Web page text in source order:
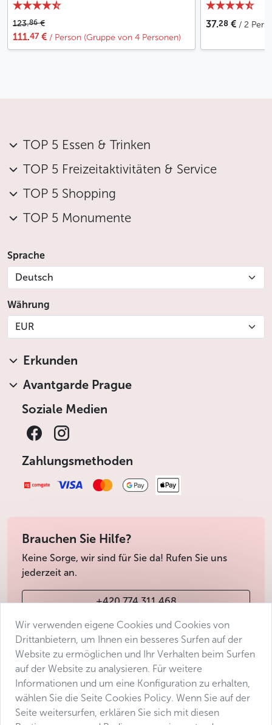
123.86€
111.47 € / Person (Gruppe von 4 Personen)
37.28 € / 2
TOP 5 Essen & Trinken
TOP 5 Freizeitaktivitäten & Service
TOP 5 Shopping
TOP 5 Monumente
Sprache
Deutsch
Währung
EUR
Erkunden
Avantgarde Prague
Soziale Medien
Zahlungsmethoden
Brauchen Sie Hilfe?
Keine Sorge, wir sind für Sie da! Rufen Sie uns
jederzeit an.
+420 774 311 468
info@avantgarde-prague.cz
Geschäftsbedingungen
Datenschutz
Barrierefreiheitserklärung
Wir verwenden eigene Cookies und Cookies von
Drittanbietern, um Ihnen ein besseres Surfen auf der
Website zu ermöglichen und Ihr Verhalten beim Surfen
auf der Website zu analysieren. Für weitere
Informationen und um eine Konfiguration zu erhalten,
wählen Sie die Seite Cookies Policy. Wenn Sie auf der
Seite weitersurfen, erklären Sie sich mit diesen